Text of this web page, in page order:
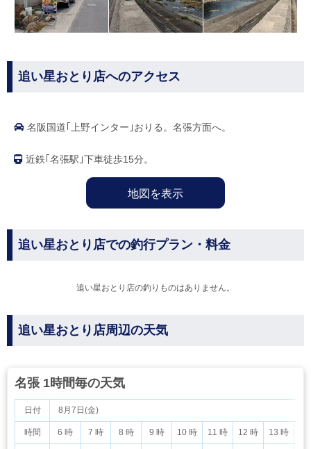
追い星おとり店へのアクセス
名阪国道｢上野インター｣おりる。名張方面へ。
近鉄｢名張駅｣下車徒歩15分。
地図を表示
追い星おとり店での釣行プラン・料金
追い星おとり店の釣りものはありません。
追い星おとり店周辺の天気
名張 1時間毎の天気
日付
時間
8月7日(金)
6 時 7 時 8 時 9 時 10 時 11 時 12 時 13 時